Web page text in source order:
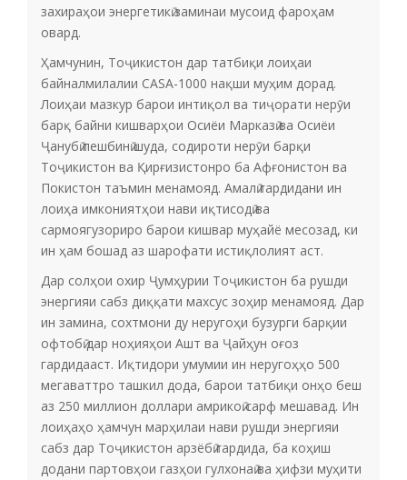
захираҳои энергетикӣ заминаи мусоид фароҳам
овард.
Ҳамчунин, Тоҷикистон дар татбиқи лоиҳаи
байналмилалии CASA-1000 нақши муҳим дорад.
Лоиҳаи мазкур барои интиқол ва тиҷорати нерӯи
барқ байни кишварҳои Осиёи Марказӣ ва Осиёи
Ҷанубӣ пешбинӣ шуда, содироти нерӯи барқи
Тоҷикистон ва Қирғизистонро ба Афғонистон ва
Покистон таъмин менамояд. Амалӣ гардидани ин
лоиҳа имкониятҳои нави иқтисодӣ ва
сармоягузориро барои кишвар муҳайё месозад, ки
ин ҳам бошад аз шарофати истиқлолият аст.
Дар солҳои охир Ҷумҳурии Тоҷикистон ба рушди
энергияи сабз диққати махсус зоҳир менамояд. Дар
ин замина, сохтмони ду неругоҳи бузурги барқии
офтобӣ дар ноҳияҳои Ашт ва Ҷайҳун оғоз
гардидааст. Иқтидори умумии ин неругоҳҳо 500
мегаваттро ташкил дода, барои татбиқи онҳо беш
аз 250 миллион доллари амрикоӣ сарф мешавад. Ин
лоиҳаҳо ҳамчун марҳилаи нави рушди энергияи
сабз дар Тоҷикистон арзёбӣ гардида, ба коҳиш
додани партовҳои газҳои гулхонаӣ ва ҳифзи муҳити